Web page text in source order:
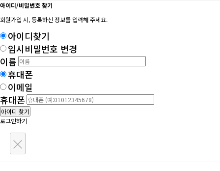
아이디/비밀번호 찾기
회원가입 시, 등록하신 정보를 입력해 주세요.
아이디찾기
임시비밀번호 변경
이름
휴대폰
이메일
휴대폰
아이디 찾기
로그인하기
×